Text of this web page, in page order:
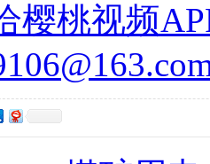
桃视频APP